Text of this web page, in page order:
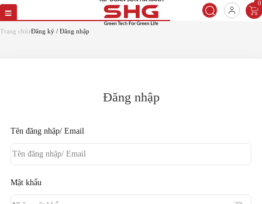
0
Trang chủ Đăng ký / Đăng nhập
Đăng nhập
Tên đăng nhập/ Email
Mật khẩu
Quên mật khẩu
Vui lòng cung cấp email để lấy lại mật
khẩu